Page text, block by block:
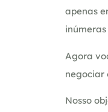
apenas
Agora
negociar
Nosso